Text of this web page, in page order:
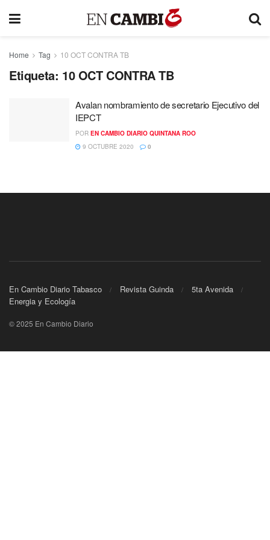
Home Tag 10 OCT CONTRA TB
Etiqueta: 10 OCT CONTRA TB
Avalan nombramiento de secretario Ejecutivo del
IEPCT
POR EN CAMBIO DIARIO QUINTANA ROO
9 OCTUBRE 2020
0
En Cambio Diario Tabasco Revista Guinda
5ta Avenida
Energia y Ecología
© 2025 En Cambio Diario